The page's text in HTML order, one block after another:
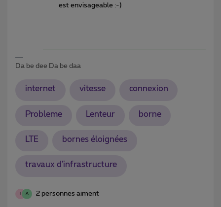
est envisageable :-)
Da be dee Da be daa
internet vitesse connexion
Probleme Lenteur borne
LTE bornes éloignées
travaux d'infrastructure
A 2 personnes aiment